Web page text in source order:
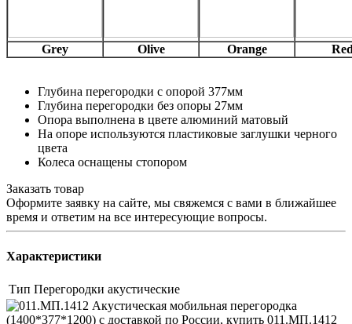
Grey Olive Orange
Глубина перегородки с опорой 377мм
Глубина перегородки без опоры 27мм
Опора выполнена в цвете алюминий матовый
На опоре используются пластиковые заглушки черного
цвета
Колеса оснащены стопором
Заказать товар
Оформите заявку на сайте, мы свяжемся с вами в ближайшее
время и ответим на все интересующие вопросы.
Характеристики
Тип Перегородки акустические